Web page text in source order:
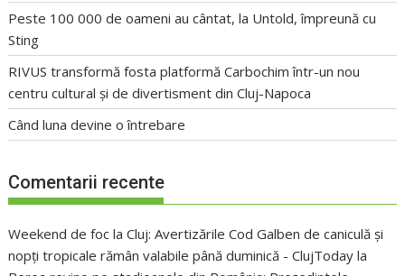
Peste 100 000 de oameni au cântat, la Untold, împreună cu
Sting
RIVUS transformă fosta platformă Carbochim într-un nou
centru cultural și de divertisment din Cluj-Napoca
Când luna devine o întrebare
Comentarii recente
Weekend de foc la Cluj: Avertizările Cod Galben de caniculă și
nopți tropicale rămân valabile până duminică - ClujToday la